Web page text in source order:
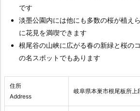
です
淡墨公園内には他にも多数の桜が植え
に花見を満喫できます
根尾谷の山峡に広がる春の新緑と桜の
の名スポットでもあります
住所
Address
岐阜県本巣市根尾板所上